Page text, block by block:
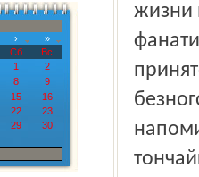
›
»
Сб
Вс
1
2
8
9
15
16
22
23
29
30
жизни